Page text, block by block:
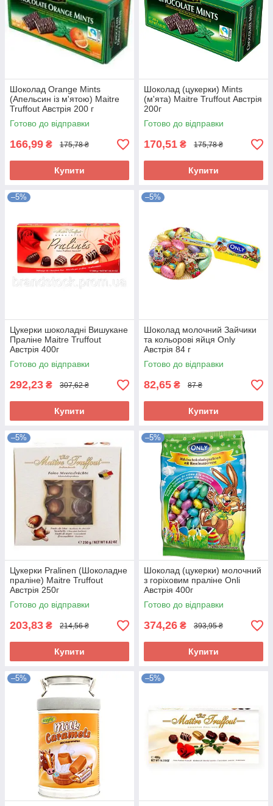
Шоколад Orange Mints
(Апельсин із м'ятою) Maitre
Truffout Австрія 200 г
Готово до відправки
166,99 ₴ 175,78 ₴
Купити
Шоколад (цукерки) Mints
(м'ята) Maitre Truffout Австрія
200г
Готово до відправки
170,51 ₴ 175,78 ₴
Купити
–5%
Цукерки шоколадні Вишукане
Праліне Maitre Truffout
Австрія 400г
Готово до відправки
292,23 ₴ 307,62 ₴
Купити
–5%
Шоколад молочний Зайчики
та кольорові яйця Only
Австрія 84 г
Готово до відправки
82,65 ₴ 87 ₴
Купити
–5%
Цукерки Pralinen (Шоколадне
праліне) Maitre Truffout
Австрія 250г
Готово до відправки
203,83 ₴ 214,56 ₴
Купити
–5%
Шоколад (цукерки) молочний
з горіховим праліне Onli
Австрія 400г
Готово до відправки
374,26 ₴ 393,95 ₴
Купити
–5% –5%